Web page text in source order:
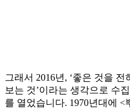
그래서 2016년, ‘좋은 것을
보는 것’이라는 생각으로 수
를 열었습니다. 1970년대에